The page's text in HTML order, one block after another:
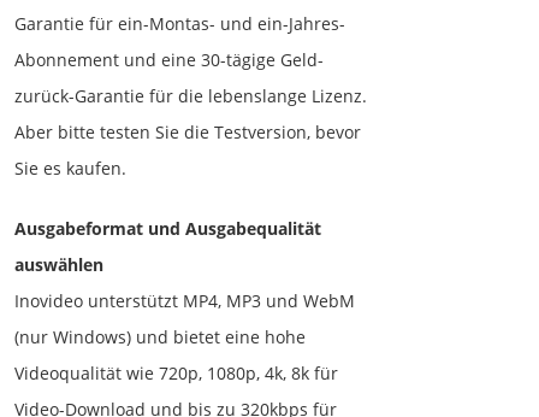
Garantie für ein-Montas- und ein-Jahres-
Abonnement und eine 30-tägige Geld-
zurück-Garantie für die lebenslange Lizenz.
Aber bitte testen Sie die Testversion, bevor
Sie es kaufen.
Ausgabeformat und Ausgabequalität
auswählen
Inovideo unterstützt MP4, MP3 und WebM
(nur Windows) und bietet eine hohe
Videoqualität wie 720p, 1080p, 4k, 8k für
Video-Download und bis zu 320kbps für